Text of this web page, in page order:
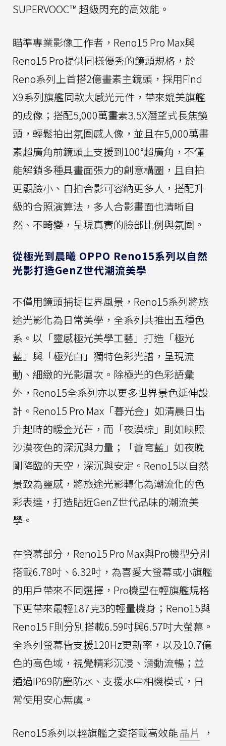
SUPERVOOC™ 超級閃充的高效能。
瞄準專業影像工作者，Reno15 Pro Max與
Reno15 Pro提供同樣優秀的鏡頭規格，於
Reno系列上首搭2億畫素主鏡頭，採用Find
X9系列旗艦同款大感光元件，帶來媲美旗艦
的成像；搭配5,000萬畫素3.5X潛望式長焦鏡
頭，輕鬆拍出氛圍感人像，並且在5,000萬畫
素超廣角前鏡頭上支援到100°超廣角，不僅
能解鎖多種具畫面張力的創意構圖，且自拍
更顯臉小、自拍合影可容納更多人，搭配升
級的合照演算法，多人合影畫面也清晰自
然、不畸變，呈現真實的臉部比例與氛圍。
從極光到晨曦 OPPO Reno15系列以自然
光影打造GenZ世代潮流美學
不僅用鏡頭捕捉世界風景，Reno15系列將旅
途光影化為日常美學，全系列共推出五種色
系。以「靈感極光美學工藝」打造「極光
藍」與「極光白」獨特色彩光譜，呈現流
動、細緻的光影層次。除極光的色彩語彙
外，Reno15全系列亦以更多世界景色延伸設
計。Reno15 Pro Max「暮光金」如清晨日出
升起時的暖金光芒，而「夜漠棕」則如映照
沙漠夜色的深沉與力量；「蒼穹藍」如夜晚
剛降臨的天空，深沉與安定。Reno15以自然
景致為靈感，將旅途光影轉化為潮流化的色
彩表達，打造貼近GenZ世代品味的潮流美
學。
在螢幕部分，Reno15 Pro Max與Pro機型分別
搭載6.78吋、6.32吋，為喜愛大螢幕或小旗艦
的用戶帶來不同選擇，Pro機型在輕旗艦規格
下更帶來最輕187克3的輕量機身；Reno15與
Reno15 F則分別搭載6.59吋與6.57吋大螢幕。
全系列螢幕皆支援120Hz更新率，以及10.7億
色的高色域，視覺精彩沉浸、滑動流暢；並
通過IP69防塵防水、支援水中相機模式，日
常使用安心無虞。
Reno15系列以輕旗艦之姿搭載高效能晶片
，